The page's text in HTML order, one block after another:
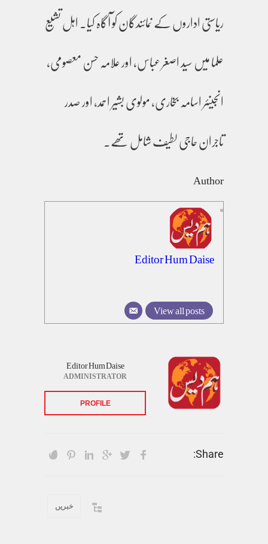
ریاستی اداروں کے نمائندگان کو آگاہ کیا۔ اہل تشیع
علما میں سید اصغر عباس، اور علامہ حسن معصومی،
انجینئر اسامہ بخاری، مولوی بشیر احمد، اور صدر
تاجران حاجی لطیف شامل تھے۔
Author
Editor Hum Daise
View all posts
Editor Hum Daise
ADMINISTRATOR
PROFILE
Share:
خبریں